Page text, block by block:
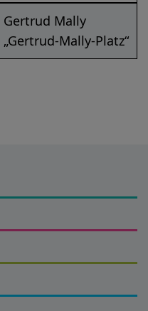
Gertrud Mally
„Gertrud-Mally-Platz“